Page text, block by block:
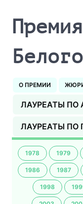
Белого
О ПРЕМИИ
ЛАУРЕАТЫ ПО
ЛАУРЕАТЫ ПО
1978 1979
1986 1987
1998